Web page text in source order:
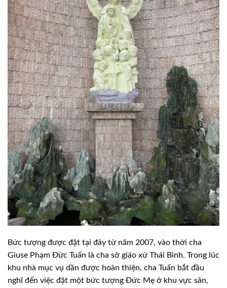
Bức tượng được đặt tại đây từ năm 2007, vào thời cha
Giuse Phạm Đức Tuấn là cha sở giáo xứ Thái Bình. Trong lúc
khu nhà mục vụ dần được hoàn thiện, cha Tuấn bắt đầu
nghĩ đến việc đặt một bức tượng Đức Mẹ ở khu vực sân,